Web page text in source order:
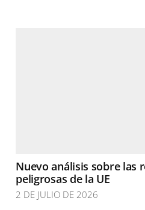
Nuevo análisis sobre las
peligrosas de la UE
2 DE JULIO DE 2026